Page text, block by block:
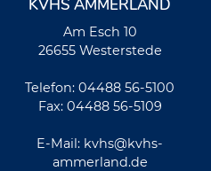
KVHS AMMERLAND
Am Esch 10
26655 Westerstede
Telefon: 04488 56-5100
Fax: 04488 56-5109
E-Mail: kvhs@kvhs-
ammerland.de